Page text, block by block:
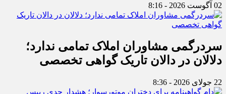
02 آگوست 2026 - 8:16
سردرگمی مشاوران املاک تمامی ندارد؛
دلالان در دالان تاریک گواهی تخصصی
22 جولای 2026 - 8:36